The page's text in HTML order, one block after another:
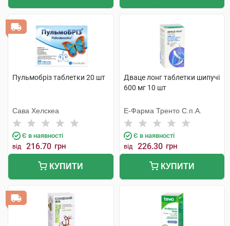
Пульмобріз таблетки 20 шт
Сава Хелскеа
Є в наявності
від 216.70 грн
КУПИТИ
Дваце лонг таблетки шипучі
600 мг 10 шт
Е-Фарма Тренто С.п.А.
Є в наявності
від 226.30 грн
КУПИТИ